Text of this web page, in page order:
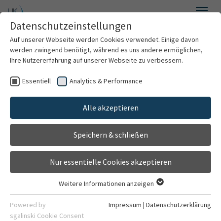
Zum Hauptinhalt springen
Willkommen
Über uns
Für Patienten
Für Ärzte
Allgemein-, Viszeral- und Transplantationschirurgie
Sektion Chirurgische
Onkologie
Die moderne Therapie von bösartigen Erkrankungen
Datenschutzeinstellungen
Auf unserer Webseite werden Cookies verwendet. Einige davon
werden zwingend benötigt, während es uns andere ermöglichen,
Ihre Nutzererfahrung auf unserer Webseite zu verbessern.
Essentiell Analytics & Performance
Alle akzeptieren
Speichern & schließen
Nur essentielle Cookies akzeptieren
Essentielle Cookies werden für grundlegende Funktionen der
Webseite benötigt. Dadurch ist gewährleistet, dass die
Weitere Informationen anzeigen
Powered by
sgalinski Cookie Consent
Impressum | Datenschutzerklärung